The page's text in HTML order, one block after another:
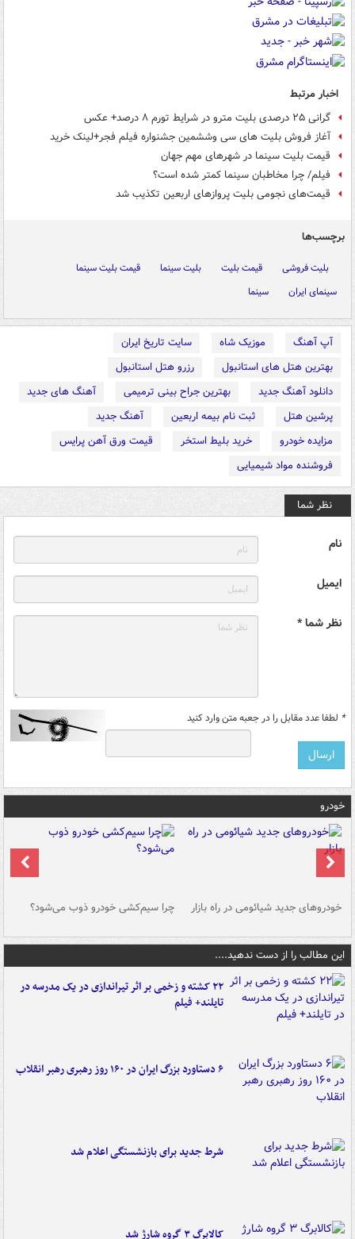
اخبار مرتبط
گرانی ۲۵ درصدی بلیت مترو در شرایط تورم ۸ درصد+ عکس
آغاز فروش بلیت های سی وششمین جشنواره فیلم فجر+لینک خرید
قیمت بلیت سینما در شهرهای مهم جهان
فیلم/ چرا مخاطبان سینما کمتر شده است؟
قیمت‌های نجومی بلیت پروازهای اربعین تکذیب شد
برچسب‌ها
بلیت فروشی قیمت بلیت بلیت سینما
قیمت بلیت سینما
سینمای ایران
سینما
آپ آهنگ موزیک شاه
سایت تاریخ ایران
بهترین هتل های استانبول
رزرو هتل استانبول
دانلود آهنگ جدید
بهترین جراح بینی ترمیمی
آهنگ های جدید
پرشین هتل
ثبت نام بیمه اربعین
آهنگ جدید
مزایده خودرو
خرید بلیط استخر
قیمت ورق آهن پرایس
فروشنده مواد شیمیایی
نظر شما
نام
ایمیل
نظر شما *
* لطفا عدد مقابل را در جعبه متن وارد کنید
خودرو
خودروهای جدید شیائومی در راه بازار چرا سیم‌کشی خودرو ذوب می‌شود؟
این مطالب را از دست ندهید....
۲۲ کشته و زخمی بر اثر تیراندازی در یک مدرسه در
تایلند+ فیلم
۶ دستاورد بزرگ ایران در ۱۶۰ روز رهبری رهبر انقلاب
شرط جدید برای بازنشستگی اعلام شد
کالابرگ ۳ گروه شارژ شد